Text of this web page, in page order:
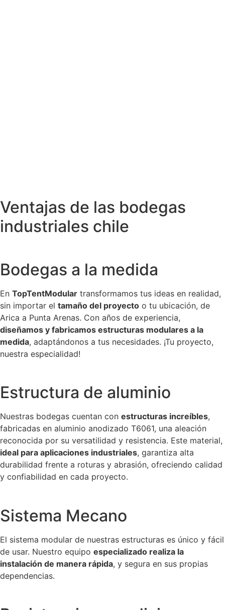
Ventajas de las bodegas
industriales chile
Bodegas a la medida
En TopTentModular transformamos tus ideas en realidad,
sin importar el tamaño del proyecto o tu ubicación, de
Arica a Punta Arenas. Con años de experiencia,
diseñamos y fabricamos estructuras modulares a la
medida, adaptándonos a tus necesidades. ¡Tu proyecto,
nuestra especialidad!
Estructura de aluminio
Nuestras bodegas cuentan con estructuras increíbles,
fabricadas en aluminio anodizado T6061, una aleación
reconocida por su versatilidad y resistencia. Este material,
ideal para aplicaciones industriales, garantiza alta
durabilidad frente a roturas y abrasión, ofreciendo calidad
y confiabilidad en cada proyecto.
Sistema Mecano
El sistema modular de nuestras estructuras es único y fácil
de usar. Nuestro equipo especializado realiza la
instalación de manera rápida, y segura en sus propias
dependencias.